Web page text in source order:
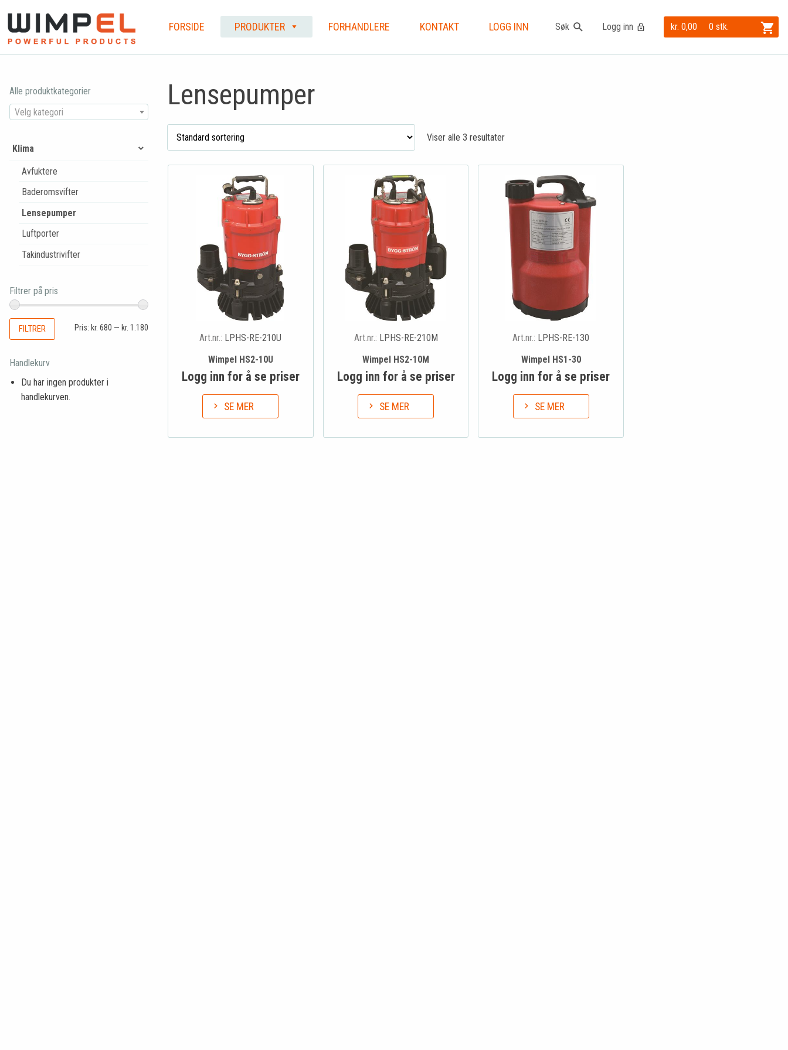
Søk kr. 0,00 0 stk.
FORSIDE PRODUKTER FORHANDLERE KONTAKT LOGG INN Logg inn
Lensepumper
Viser alle 3 resultater
Art.nr.: LPHS-RE-210U
Wimpel HS2-10U
Logg inn for å se priser
SE MER
Art.nr.: LPHS-RE-210M
Wimpel HS2-10M
Logg inn for å se priser
SE MER
Art.nr.: LPHS-RE-130
Wimpel HS1-30
Logg inn for å se priser
SE MER
Alle produktkategorier
Velg kategori
Klima
Avfuktere
Baderomsvifter
Lensepumper
Luftporter
Takindustrivifter
Filtrer på pris
FILTRER Pris: kr. 680 — kr. 1.180
Handlekurv
Du har ingen produkter i
handlekurven.